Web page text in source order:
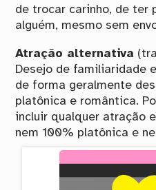
de trocar carinho, de ter
alguém, mesmo sem
Atração alternativa
Desejo de familiaridade
de forma geralmente
platônica e romântica.
incluir qualquer atração
nem 100% platônica e